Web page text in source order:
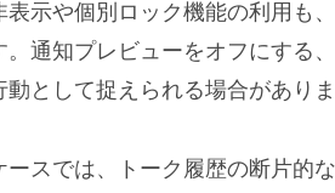
表示や個別ロック機能の利用も
通知プレビューをオフにする
として捉えられる場合がありま
スでは、トーク履歴の断片的